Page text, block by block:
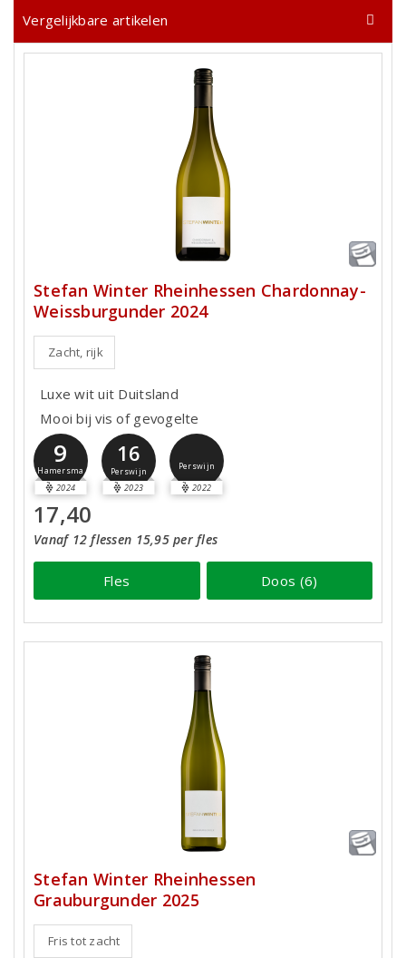
Vergelijkbare artikelen
Stefan Winter Rheinhessen Chardonnay-
Weissburgunder 2024
Zacht, rijk
Luxe wit uit Duitsland
Mooi bij vis of gevogelte
9
Hamersma
2024
16
Perswijn
2023
Perswijn
2022
17,40
Vanaf 12 flessen 15,95 per fles
Fles Doos (6)
Stefan Winter Rheinhessen
Grauburgunder 2025
Fris tot zacht